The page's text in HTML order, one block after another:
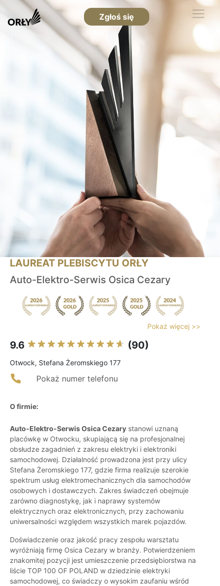
Zgłoś się
LAUREAT PLEBISCYTU ORŁY
Auto-Elektro-Serwis Osica Cezary
Pokaż więcej >>
9.6 (90)
Otwock, Stefana Żeromskiego 177
Pokaż numer telefonu
O firmie:
Auto-Elektro-Serwis Osica Cezary stanowi uznaną
placówkę w Otwocku, skupiającą się na profesjonalnej
obsłudze zagadnień z zakresu elektryki i elektroniki
samochodowej. Działalność prowadzona jest przy ulicy
Stefana Żeromskiego 177, gdzie firma realizuje szerokie
spektrum usług elektromechanicznych dla samochodów
osobowych i dostawczych. Zakres świadczeń obejmuje
zarówno diagnostykę, jak i naprawy systemów
elektrycznych oraz elektronicznych, przy zachowaniu
uniwersalności względem wszystkich marek pojazdów.
Doświadczenie oraz jakość pracy zespołu warsztatu
wyróżniają firmę Osica Cezary w branży. Potwierdzeniem
znakomitej pozycji jest umieszczenie przedsiębiorstwa na
liście TOP 100 OF POLAND w dziedzinie elektryki
samochodowej, co świadczy o wysokim zaufaniu wśród